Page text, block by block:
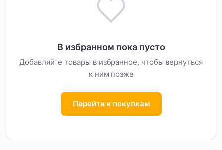
В избранном пока пусто
Добавляйте товары в избранное, чтобы вернуться
к ним позже
Перейти к покупкам